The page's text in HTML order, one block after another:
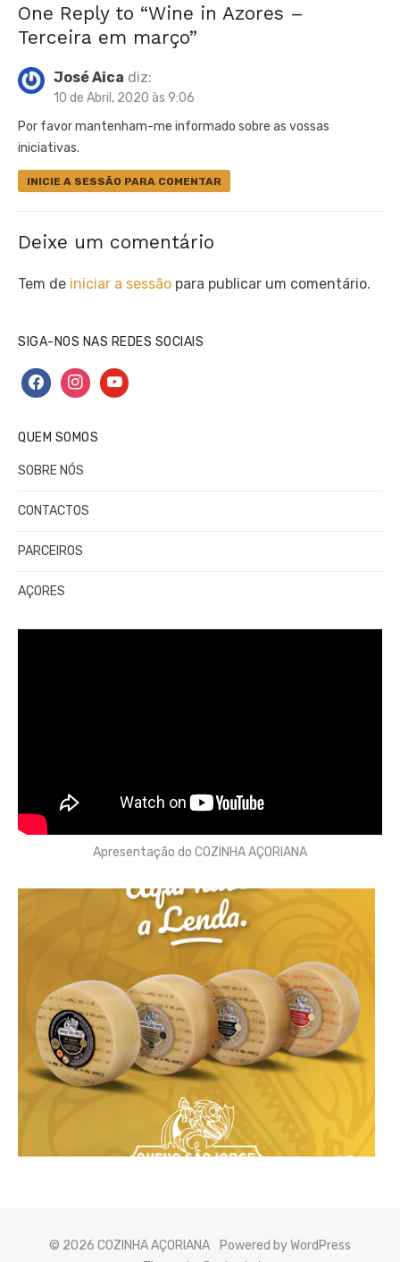
One Reply to “Wine in Azores –
Terceira em março”
José Aica diz:
10 de Abril, 2020 às 9:06
Por favor mantenham-me informado sobre as vossas
iniciativas.
INICIE A SESSÃO PARA COMENTAR
Deixe um comentário
Tem de iniciar a sessão para publicar um comentário.
SIGA-NOS NAS REDES SOCIAIS
facebookinstagramyoutube
QUEM SOMOS
SOBRE NÓS
CONTACTOS
PARCEIROS
AÇORES
Apresentação do COZINHA AÇORIANA
© 2026 COZINHA AÇORIANA
Powered by WordPress